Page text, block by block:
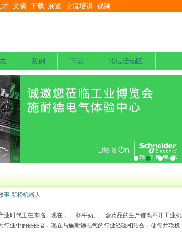
才 文摘 下载 展览 交流培训 视频
案例 下载 论坛活动区
事 新松机器人
业时代正在来临，现在， 一杯牛奶、一盒药品的生产都离不开工业机
行业中的佼佼者，现在与施耐德电气的行业经验相结合，使得并联机